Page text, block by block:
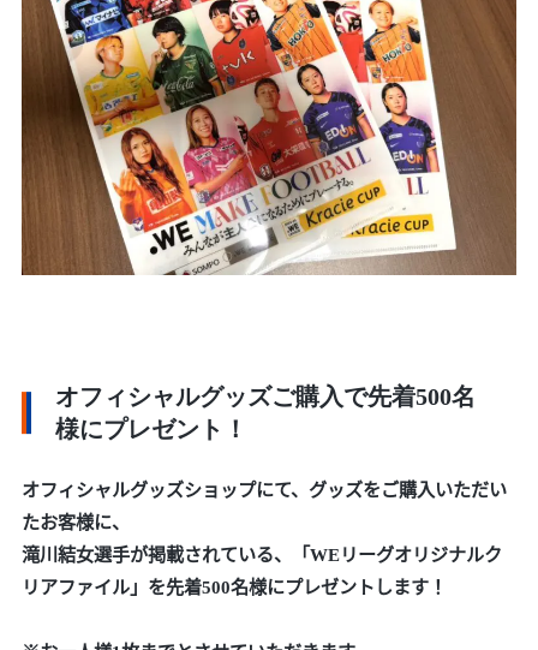
オフィシャルグッズご購入で先着500名
様にプレゼント！
オフィシャルグッズショップにて、グッズをご購入いただい
たお客様に、
滝川結女選手が掲載されている、「WEリーグオリジナルク
リアファイル」を先着500名様にプレゼントします！